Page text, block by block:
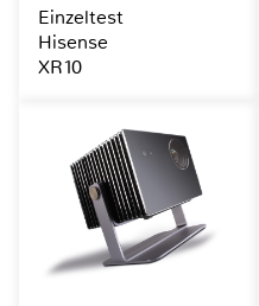
Einzeltest
Hisense
XR10